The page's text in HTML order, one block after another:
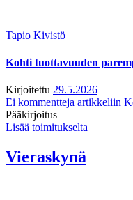
Tapio Kivistö
Kohti tuottavuuden
Kirjoitettu 29.5.2026
Ei kommentteja artikkeliin
Pääkirjoitus
Lisää toimitukselta
Vieraskynä